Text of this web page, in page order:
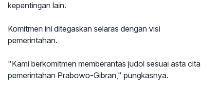
kepentingan lain.
Komitmen ini ditegaskan selaras dengan visi
pemerintahan.
"Kami berkomitmen memberantas judol sesuai asta cita
pemerintahan Prabowo-Gibran," pungkasnya.